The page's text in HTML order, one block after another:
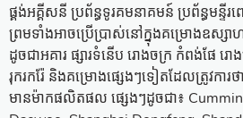
ផ្គង់អគី្គសនី ប្រព័ន្ធទូរគមនាគមន៍ ប្រព័ន្ធមន្ទីរ
ព្រមទាំងអាចប្រើប្រាស់នៅក្នុងគម្រោងឧស្សា
ដូចជាអគារ ផ្សារទំនើប រោងចក្រ កំពង់ផែ រោ
រុករករ៉ែ និងគម្រោងផ្សេងៗទៀតដែលត្រូវក
មានម៉ាកផលិតផល ផ្សេងៗដូចជា៖